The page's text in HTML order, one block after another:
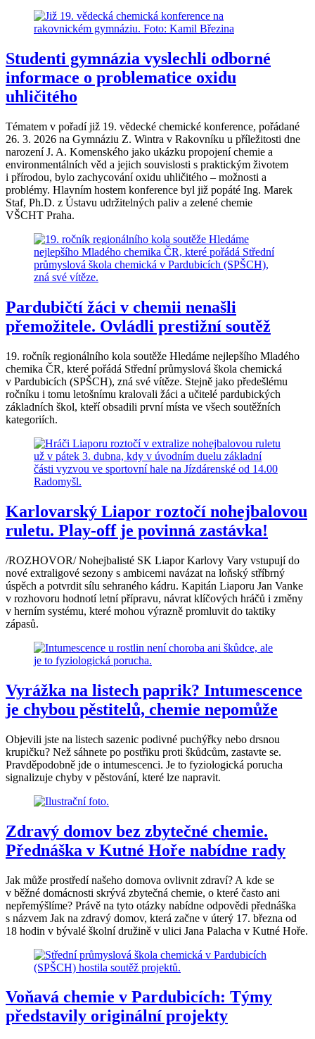
Studenti gymnázia vyslechli odborné
informace o problematice oxidu
uhličitého
Tématem v pořadí již 19. vědecké chemické konference, pořádané
26. 3. 2026 na Gymnáziu Z. Wintra v Rakovníku u příležitosti dne
narození J. A. Komenského jako ukázku propojení chemie a
environmentálních věd a jejich souvislosti s praktickým životem
i přírodou, bylo zachycování oxidu uhličitého – možnosti a
problémy. Hlavním hostem konference byl již popáté Ing. Marek
Staf, Ph.D. z Ústavu udržitelných paliv a zelené chemie
VŠCHT Praha.
Pardubičtí žáci v chemii nenašli
přemožitele. Ovládli prestižní soutěž
19. ročník regionálního kola soutěže Hledáme nejlepšího Mladého
chemika ČR, které pořádá Střední průmyslová škola chemická
v Pardubicích (SPŠCH), zná své vítěze. Stejně jako předešlému
ročníku i tomu letošnímu kralovali žáci a učitelé pardubických
základních škol, kteří obsadili první místa ve všech soutěžních
kategoriích.
Karlovarský Liapor roztočí nohejbalovou
ruletu. Play-off je povinná zastávka!
/ROZHOVOR/ Nohejbalisté SK Liapor Karlovy Vary vstupují do
nové extraligové sezony s ambicemi navázat na loňský stříbrný
úspěch a potvrdit sílu sehraného kádru. Kapitán Liaporu Jan Vanke
v rozhovoru hodnotí letní přípravu, návrat klíčových hráčů i změny
v herním systému, které mohou výrazně promluvit do taktiky
zápasů.
Vyrážka na listech paprik? Intumescence
je chybou pěstitelů, chemie nepomůže
Objevili jste na listech sazenic podivné puchýřky nebo drsnou
krupičku? Než sáhnete po postřiku proti škůdcům, zastavte se.
Pravděpodobně jde o intumescenci. Je to fyziologická porucha
signalizuje chyby v pěstování, které lze napravit.
Zdravý domov bez zbytečné chemie.
Přednáška v Kutné Hoře nabídne rady
Jak může prostředí našeho domova ovlivnit zdraví? A kde se
v běžné domácnosti skrývá zbytečná chemie, o které často ani
nepřemýšlíme? Právě na tyto otázky nabídne odpovědi přednáška
s názvem Jak na zdravý domov, která začne v úterý 17. března od
18 hodin v bývalé školní družině v ulici Jana Palacha v Kutné Hoře.
Voňavá chemie v Pardubicích: Týmy
představily originální projekty